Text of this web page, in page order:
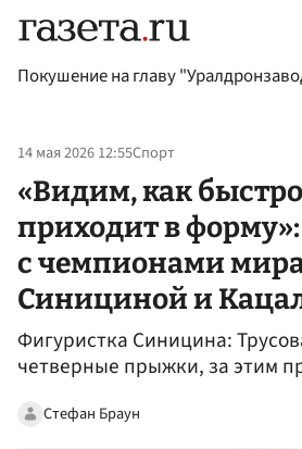
Покушение на главу
14 мая 2026 12:55Спорт
«Видим, как
приходит в
с чемпионами
Синициной и
Фигуристка Синицина:
четверные прыжки, за этим
Стефан Браун